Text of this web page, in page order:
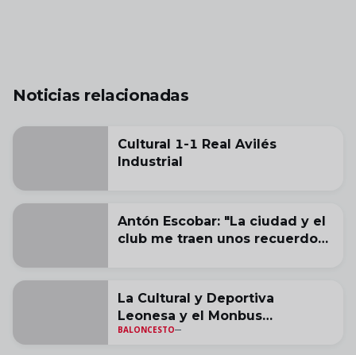
Noticias relacionadas
Cultural 1-1 Real Avilés
Industrial
Antón Escobar: "La ciudad y el
club me traen unos recuerdos
La Cultural y Deportiva
Leonesa y el Monbus
Obradoiro acuerdan la cesión
BALONCESTO